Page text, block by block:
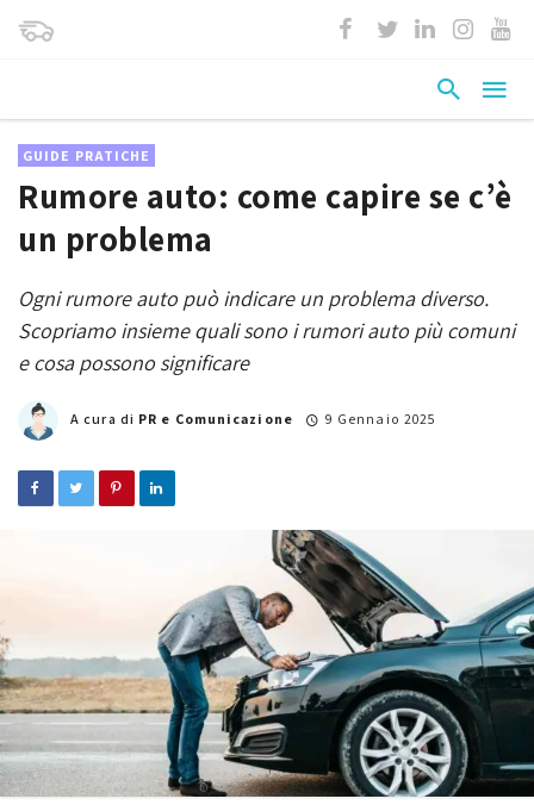
GUIDE PRATICHE
Rumore auto: come capire se c’è
un problema
Ogni rumore auto può indicare un problema diverso.
Scopriamo insieme quali sono i rumori auto più comuni
e cosa possono significare
A cura di PR e Comunicazione 9 Gennaio 2025